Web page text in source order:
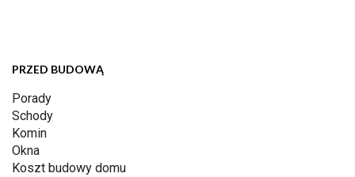
PRZED BUDOWĄ
Porady
Schody
Komin
Okna
Koszt budowy domu